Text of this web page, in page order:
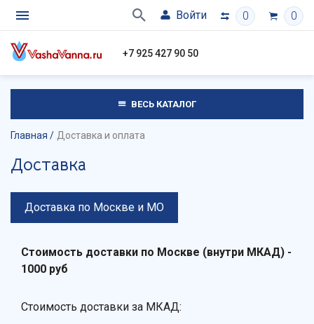
Войти 0 0
+7 925 427 90 50
ВЕСЬ КАТАЛОГ
Главная Доставка и оплата
Доставка
Доставка по Москве и МО
Стоимость доставки по Москве (внутри МКАД) -
1000 руб
Стоимость доставки за МКАД: